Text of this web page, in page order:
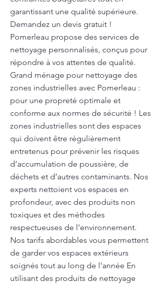
garantissant une qualité supérieure.
Demandez un devis gratuit !
Pomerleau propose des services de
nettoyage personnalisés, conçus pour
répondre à vos attentes de qualité.
Grand ménage pour nettoyage des
zones industrielles avec Pomerleau :
pour une propreté optimale et
conforme aux normes de sécurité ! Les
zones industrielles sont des espaces
qui doivent être régulièrement
entretenus pour prévenir les risques
d’accumulation de poussière, de
déchets et d’autres contaminants. Nos
experts nettoient vos espaces en
profondeur, avec des produits non
toxiques et des méthodes
respectueuses de l’environnement.
Nos tarifs abordables vous permettent
de garder vos espaces extérieurs
soignés tout au long de l'année En
utilisant des produits de nettoyage